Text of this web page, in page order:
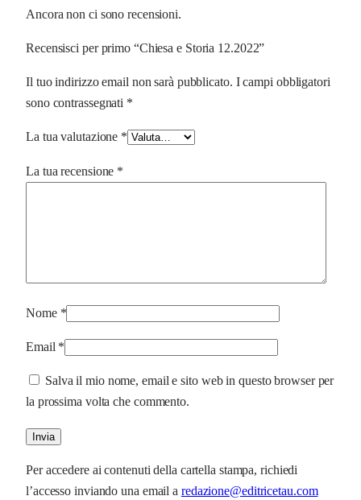
Ancora non ci sono recensioni.
Recensisci per primo “Chiesa e Storia 12.2022”
Il tuo indirizzo email non sarà pubblicato. I campi obbligatori
sono contrassegnati *
La tua valutazione *
La tua recensione *
Nome *
Email *
Salva il mio nome, email e sito web in questo browser per
la prossima volta che commento.
Per accedere ai contenuti della cartella stampa, richiedi
l’accesso inviando una email a redazione@editricetau.com